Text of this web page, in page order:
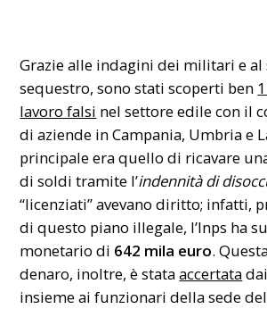
Grazie alle indagini dei militari e al
sequestro, sono stati scoperti ben
lavoro falsi nel settore edile con il
di aziende in Campania, Umbria e
principale era quello di ricavare
di soldi tramite l’indennità di
“licenziati” avevano diritto; infatti,
di questo piano illegale, l’Inps ha
monetario di 642 mila euro.
denaro, inoltre, è stataaccertata
insieme ai funzionari della sede